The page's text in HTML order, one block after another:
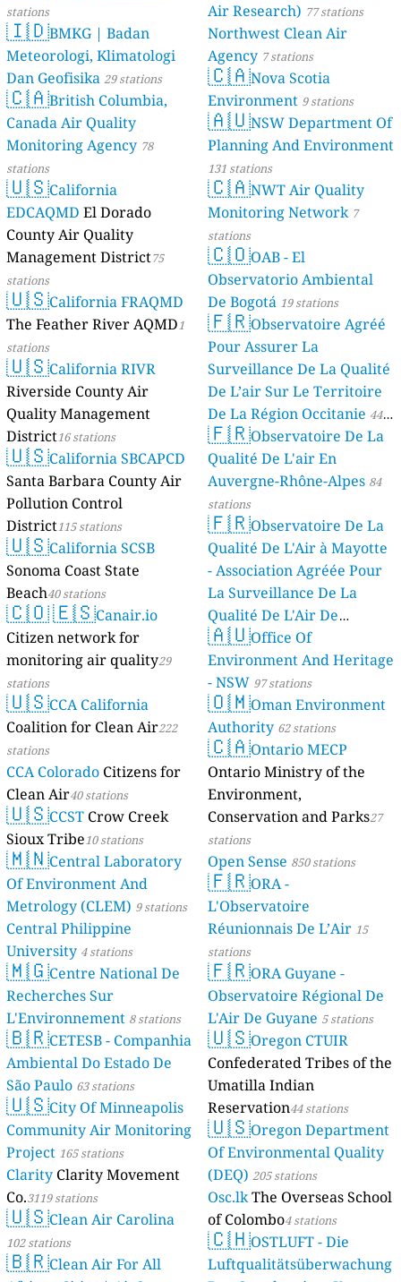
stations
🇮🇩BMKG | Badan
Meteorologi, Klimatologi
Dan Geofisika 29 stations
🇨🇦British Columbia,
Canada Air Quality
Monitoring Agency 78
stations
🇺🇸California
EDCAQMD El Dorado
County Air Quality
Management District75
stations
🇺🇸California FRAQMD
The Feather River AQMD1
stations
🇺🇸California RIVR
Riverside County Air
Quality Management
District16 stations
🇺🇸California SBCAPCD
Santa Barbara County Air
Pollution Control
District115 stations
🇺🇸California SCSB
Sonoma Coast State
Beach40 stations
🇨🇴🇪🇸Canair.io
Citizen network for
monitoring air quality29
stations
🇺🇸CCA California
Coalition for Clean Air222
stations
CCA Colorado Citizens for
Clean Air40 stations
🇺🇸CCST Crow Creek
Sioux Tribe10 stations
🇲🇳Central Laboratory
Of Environment And
Metrology (CLEM) 9 stations
Central Philippine
University 4 stations
🇲🇬Centre National De
Recherches Sur
L'Environnement 8 stations
🇧🇷CETESB - Companhia
Ambiental Do Estado De
São Paulo 63 stations
🇺🇸City Of Minneapolis
Community Air Monitoring
Project 165 stations
Clarity Clarity Movement
Co.3119 stations
🇺🇸Clean Air Carolina
102 stations
🇧🇷Clean Air For All
Air Research) 77 stations
Northwest Clean Air
Agency 7 stations
🇨🇦Nova Scotia
Environment 9 stations
🇦🇺NSW Department Of
Planning And Environment
131 stations
🇨🇦NWT Air Quality
Monitoring Network 7
stations
🇨🇴OAB - El
Observatorio Ambiental
De Bogotá 19 stations
🇫🇷Observatoire Agréé
Pour Assurer La
Surveillance De La Qualité
De L’air Sur Le Territoire
De La Région Occitanie 44
stations
🇫🇷Observatoire De La
Qualité De L'air En
Auvergne-Rhône-Alpes 84
stations
🇫🇷Observatoire De La
Qualité De L'Air à Mayotte
- Association Agréée Pour
La Surveillance De La
Qualité De L'Air De
Mayotte 4 stations
🇦🇺Office Of
Environment And Heritage
- NSW 97 stations
🇴🇲Oman Environment
Authority 62 stations
🇨🇦Ontario MECP
Ontario Ministry of the
Environment,
Conservation and Parks27
stations
Open Sense 850 stations
🇫🇷ORA -
L'Observatoire
Réunionnais De L’Air 15
stations
🇫🇷ORA Guyane -
Observatoire Régional De
L'Air De Guyane 5 stations
🇺🇸Oregon CTUIR
Confederated Tribes of the
Umatilla Indian
Reservation44 stations
🇺🇸Oregon Department
Of Environmental Quality
(DEQ) 205 stations
Osc.lkThe Overseas School
of Colombo4 stations
🇨🇭OSTLUFT - Die
Luftqualitätsüberwachung